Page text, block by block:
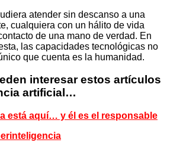
atender sin descanso a una
cualquiera con un hálito de vida
de una mano de verdad. En
las capacidades tecnológicas no
que cuenta es la humanidad.
interesar estos artículos
artificial…
está aquí… y él es el responsable